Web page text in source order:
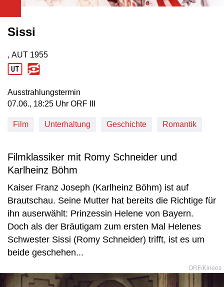
Sissi
Produktionsland: AUT
, AUT
Produktionsjahr: 1955
1955
Ausstrahlungstermin
07. Juni, 18:25 Uhr in ORF III
07.06., 18:25 Uhr ORF III
Film Unterhaltung Geschichte Romantik
Filmklassiker mit Romy Schneider und
Karlheinz Böhm
Kaiser Franz Joseph (Karlheinz Böhm) ist auf
Brautschau. Seine Mutter hat bereits die Richtige für
ihn auserwählt: Prinzessin Helene von Bayern.
Doch als der Bräutigam zum ersten Mal Helenes
Schwester Sissi (Romy Schneider) trifft, ist es um
beide geschehen...
ORF/Kineos